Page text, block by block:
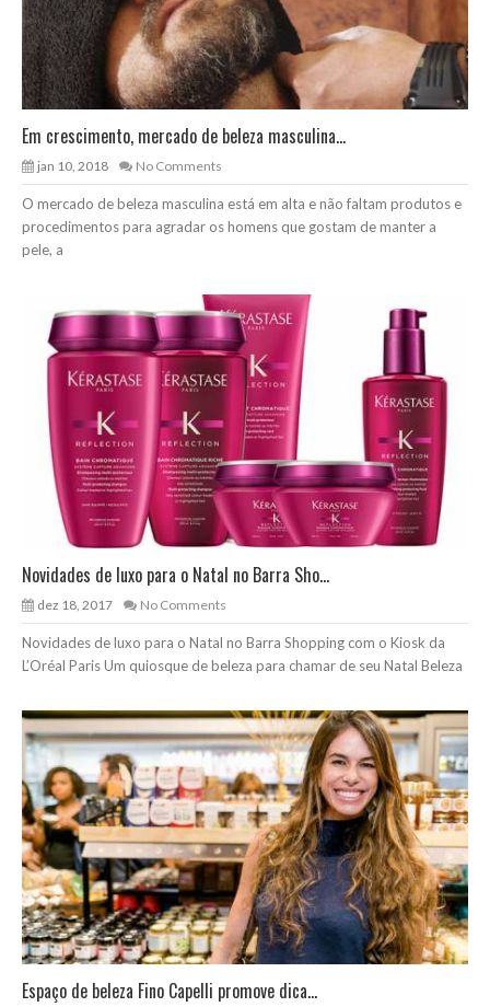
Em crescimento, mercado de beleza masculina...
jan 10, 2018 No Comments
O mercado de beleza masculina está em alta e não faltam produtos e
procedimentos para agradar os homens que gostam de manter a
pele, a
Novidades de luxo para o Natal no Barra Sho...
dez 18, 2017 No Comments
Novidades de luxo para o Natal no Barra Shopping com o Kiosk da
L’Oréal Paris Um quiosque de beleza para chamar de seu Natal Beleza
Espaço de beleza Fino Capelli promove dica...